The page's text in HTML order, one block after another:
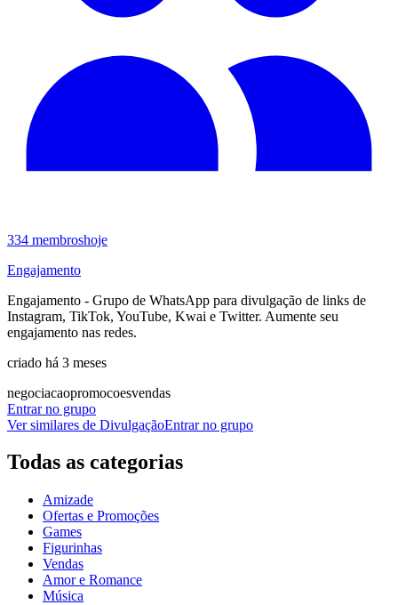
334 membroshoje
Engajamento
Engajamento - Grupo de WhatsApp para divulgação de links de
Instagram, TikTok, YouTube, Kwai e Twitter. Aumente seu
engajamento nas redes.
criado há 3 meses
negociacaopromocoesvendas
Entrar no grupo
Ver similares de DivulgaçãoEntrar no grupo
Todas as categorias
Amizade
Ofertas e Promoções
Games
Figurinhas
Vendas
Amor e Romance
Música